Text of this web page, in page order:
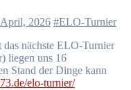
2026 #ELO-Turnier
nächste ELO-Turnier
liegen uns 16
Stand der Dinge kann
elo-turnier/